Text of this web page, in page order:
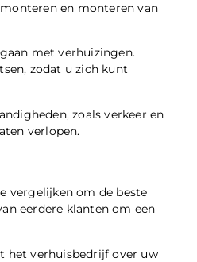
en monteren van
met verhuizingen.
zodat u zich kunt
zoals verkeer en
verlopen.
vergelijken om de beste
eerdere klanten om een
het verhuisbedrijf over uw